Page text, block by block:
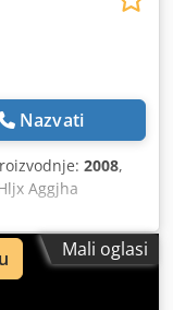
Nazvati
2008,
Aggjha
proizvodnje: 2008
ručno pomiču u
glave, vakuumska
za predloške
glave radna
Mali oglasi